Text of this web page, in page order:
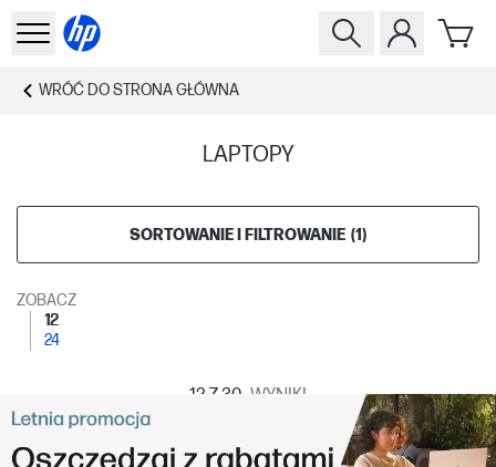
WRÓĆ DOSTRONA GŁÓWNA
LAPTOPY
SORTOWANIE I FILTROWANIE (1)
ZOBACZ
12
24
12 Z 30 WYNIKI